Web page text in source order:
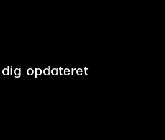
All-Inclusive™
& svar (FAQ)
dig opdateret